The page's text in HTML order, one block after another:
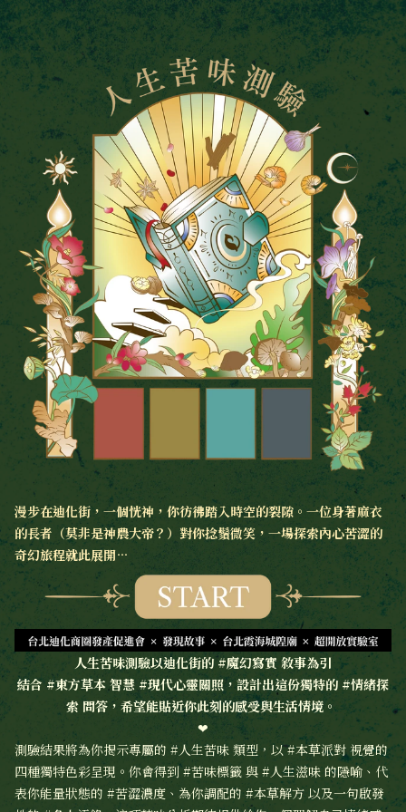
漫步在迪化街，一個恍神，你彷彿踏入時空的裂隙。一位身著麻衣
的長者（莫非是神農大帝？）對你捻鬚微笑，一場探索內心苦澀的
奇幻旅程就此展開…
人生苦味測驗以迪化街的 #魔幻寫實 敘事為引
結合 #東方草本 智慧 #現代心靈關照，設計出這份獨特的 #情緒探
索 問答，希望能貼近你此刻的感受與生活情境。
❤
測驗結果將為你揭示專屬的 #人生苦味 類型，以 #本草派對 視覺的
四種獨特色彩呈現。你會得到 #苦味標籤 與 #人生滋味 的隱喻、代
表你能量狀態的 #苦澀濃度、為你調配的 #本草解方 以及一句啟發